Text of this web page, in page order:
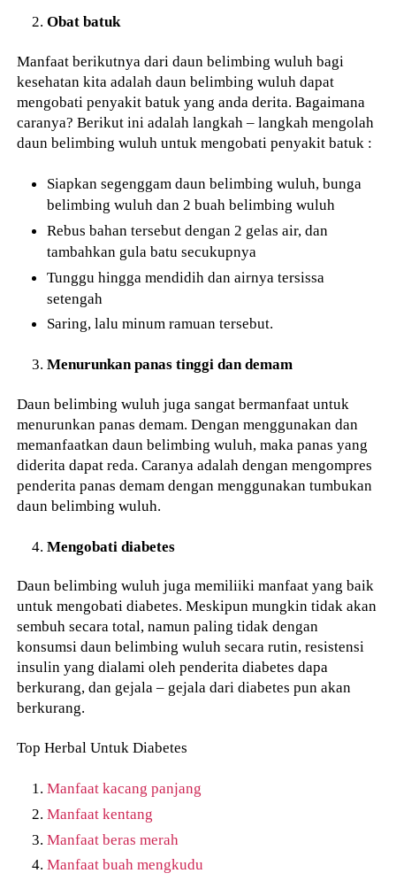
Obat batuk
Manfaat berikutnya dari daun belimbing wuluh bagi
kesehatan kita adalah daun belimbing wuluh dapat
mengobati penyakit batuk yang anda derita. Bagaimana
caranya? Berikut ini adalah langkah – langkah mengolah
daun belimbing wuluh untuk mengobati penyakit batuk :
Siapkan segenggam daun belimbing wuluh, bunga
belimbing wuluh dan 2 buah belimbing wuluh
Rebus bahan tersebut dengan 2 gelas air, dan
tambahkan gula batu secukupnya
Tunggu hingga mendidih dan airnya tersissa
setengah
Saring, lalu minum ramuan tersebut.
Menurunkan panas tinggi dan demam
Daun belimbing wuluh juga sangat bermanfaat untuk
menurunkan panas demam. Dengan menggunakan dan
memanfaatkan daun belimbing wuluh, maka panas yang
diderita dapat reda. Caranya adalah dengan mengompres
penderita panas demam dengan menggunakan tumbukan
daun belimbing wuluh.
Mengobati diabetes
Daun belimbing wuluh juga memiliiki manfaat yang baik
untuk mengobati diabetes. Meskipun mungkin tidak akan
sembuh secara total, namun paling tidak dengan
konsumsi daun belimbing wuluh secara rutin, resistensi
insulin yang dialami oleh penderita diabetes dapa
berkurang, dan gejala – gejala dari diabetes pun akan
berkurang.
Top Herbal Untuk Diabetes
Manfaat kacang panjang
Manfaat kentang
Manfaat beras merah
Manfaat buah mengkudu